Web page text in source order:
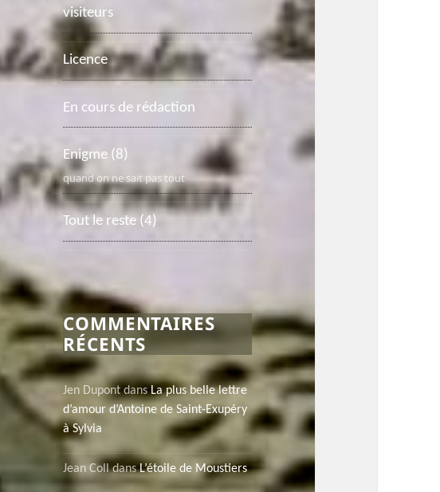
visiteurs
Licence
En cours de rédaction
Enigme (8)
quand on ne sait pas tout
Tout le reste (4)
COMMENTAIRES
RÉCENTS
Jen Dupont dans La plus belle lettre
d’amour d’Antoine de Saint-Exupéry
à Sylvia
Jean ColldansL’étoile de Moustiers